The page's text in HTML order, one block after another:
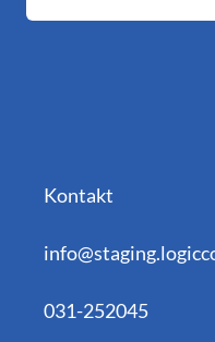
Kontakt
031-252045